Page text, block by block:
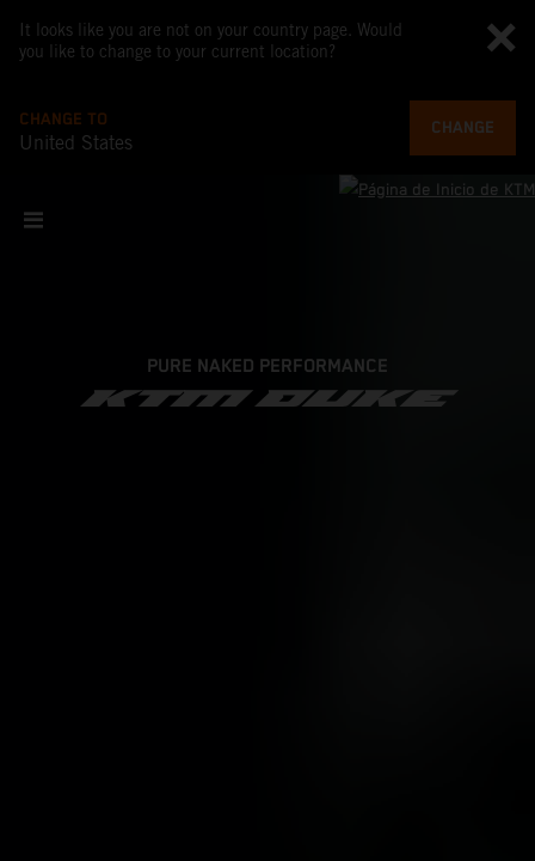
It looks like you are not on your country page. Would
you like to change to your current location?
CHANGE TO
United States
CHANGE
PURE NAKED PERFORMANCE
KTM DUKE